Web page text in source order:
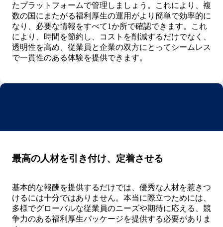
たプラットフォームで管理しましょう。これにより、複
数の国にまたがる福利厚生の運用がより簡単で効率的に
なり、必要な情報をすべて1か所で確認できます。これ
により、時間を節約し、コストを削減するだけでなく、
透明性を高め、従業員と企業の双方にとってシームレス
で一貫性のある体験を提供できます。
最高の人材を引き付け、定着させる
基本的な報酬を提供するだけでは、優秀な人材を惹きつ
けるには十分ではありません。本当に際立つためには、
多様でグローバルな従業員のニーズや期待に応える、競
争力のある福利厚生パッケージを提供する必要がありま